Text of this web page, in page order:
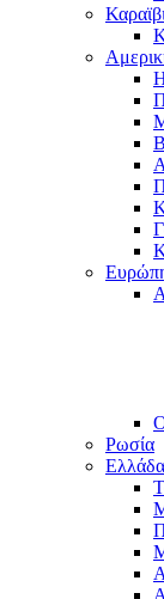
Ρωσία
Ελλάδα